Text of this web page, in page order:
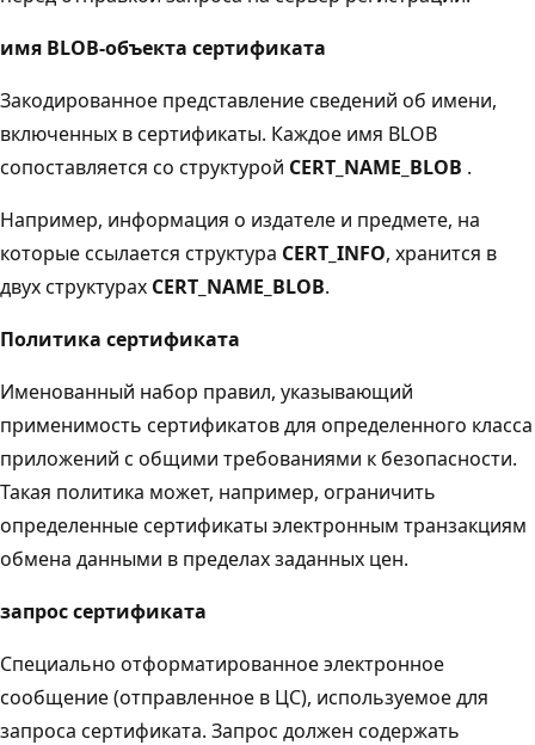
имя BLOB-объекта сертификата
Закодированное представление сведений об имени,
включенных в сертификаты. Каждое имя BLOB
сопоставляется со структурой CERT_NAME_BLOB .
Например, информация о издателе и предмете, на
которые ссылается структура CERT_INFO, хранится в
двух структурах CERT_NAME_BLOB.
Политика сертификата
Именованный набор правил, указывающий
применимость сертификатов для определенного класса
приложений с общими требованиями к безопасности.
Такая политика может, например, ограничить
определенные сертификаты электронным транзакциям
обмена данными в пределах заданных цен.
запрос сертификата
Специально отформатированное электронное
сообщение (отправленное в ЦС), используемое для
запроса сертификата. Запрос должен содержать